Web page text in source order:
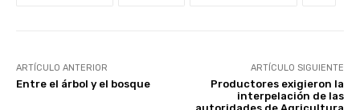
ARTÍCULO ANTERIOR
Entre el árbol y el bosque
ARTÍCULO SIGUIENTE
Productores exigieron la
interpelación de las